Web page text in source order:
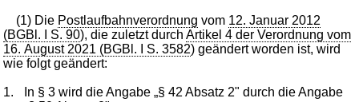
(1) Die Postlaufbahnverordnung vom 12. Januar 2012
(BGBl. I S. 90), die zuletzt durchArtikel 4 der Verordnung vom
16. August 2021 (BGBl. I S. 3582) geändert worden ist, wird
wie folgt geändert:
1.
In § 3 wird die Angabe „§ 42 Absatz 2" durch die Angabe